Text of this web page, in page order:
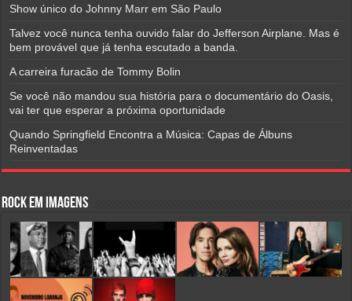
Show único do Johnny Marr em São Paulo
Talvez você nunca tenha ouvido falar do Jefferson Airplane. Mas é
bem provável que já tenha escutado a banda.
A carreira furacão de Tommy Bolin
Se você não mandou sua história para o documentário do Oasis,
vai ter que esperar a próxima oportunidade
Quando Springfield Encontra a Música: Capas de Álbuns
Reinventadas
Rock em Imagens